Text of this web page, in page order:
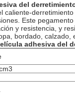
del
caliente-
Este
y resistencia, y
bordado,
adhesiva del